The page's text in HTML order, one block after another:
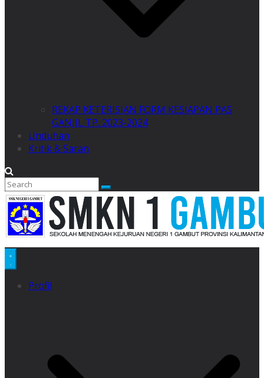
REKAP KETERISIAN FORM KESIAPAN PAS
GANJIL TP. 2023-2024
Unduhan
Kritik & Saran
Profil